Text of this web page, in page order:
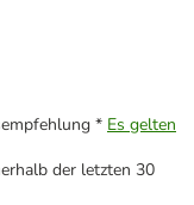
* Es gelten
der letzten 30